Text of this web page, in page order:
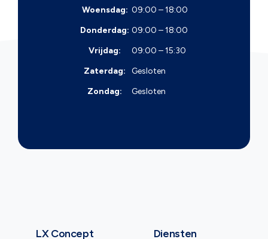
Woensdag: 09:00 – 18:00
Donderdag: 09:00 – 18:00
Vrijdag:
09:00 – 15:30
Zaterdag:
Gesloten
Zondag:
Gesloten
LX Concept Diensten